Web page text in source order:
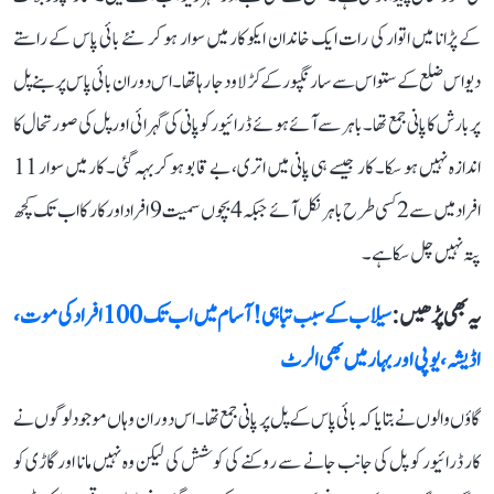
کے پڑانا میں اتوار کی رات ایک خاندان ایکو کار میں سوار ہو کر نئے بائی پاس کے راستے
دیواس ضلع کے ستواس سے سارنگپور کے کڑلاود جا رہا تھا۔ اس دوران بائی پاس پر بنے پل
پر بارش کا پانی جمع تھا۔ باہر سے آئے ہوئے ڈرائیور کو پانی کی گہرائی اور پل کی صورتحال کا
اندازہ نہیں ہو سکا۔ کار جیسے ہی پانی میں اتری، بے قابو ہو کر بہہ گئی۔ کار میں سوار 11
افراد میں سے 2 کسی طرح باہر نکل آئے جبکہ 4 بچوں سمیت 9 افراد اور کار کا اب تک کچھ
پتہ نہیں چل سکا ہے۔
یہ بھی پڑھیں :
سیلاب کے سبب تباہی! آسام میں اب تک 100 افراد کی موت،
اڈیشہ، یوپی اور بہار میں بھی الرٹ
گاؤں والوں نے بتایا کہ بائی پاس کے پل پر پانی جمع تھا۔ اس دوران وہاں موجود لوگوں نے
کار ڈرائیور کو پل کی جانب جانے سے روکنے کی کوشش کی لیکن وہ نہیں مانا اور گاڑی کو